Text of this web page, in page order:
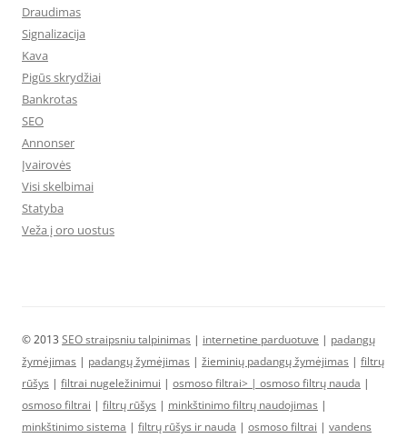
Draudimas
Signalizacija
Kava
Pigūs skrydžiai
Bankrotas
SEO
Annonser
Įvairovės
Visi skelbimai
Statyba
Veža į oro uostus
© 2013 SEO straipsniu talpinimas | internetine parduotuve | padangų
žymėjimas | padangų žymėjimas | žieminių padangų žymėjimas | filtrų
rūšys | filtrai nugeležinimui | osmoso filtrai> | osmoso filtrų nauda |
osmoso filtrai | filtrų rūšys | minkštinimo filtrų naudojimas |
minkštinimo sistema | filtrų rūšys ir nauda | osmoso filtrai | vandens